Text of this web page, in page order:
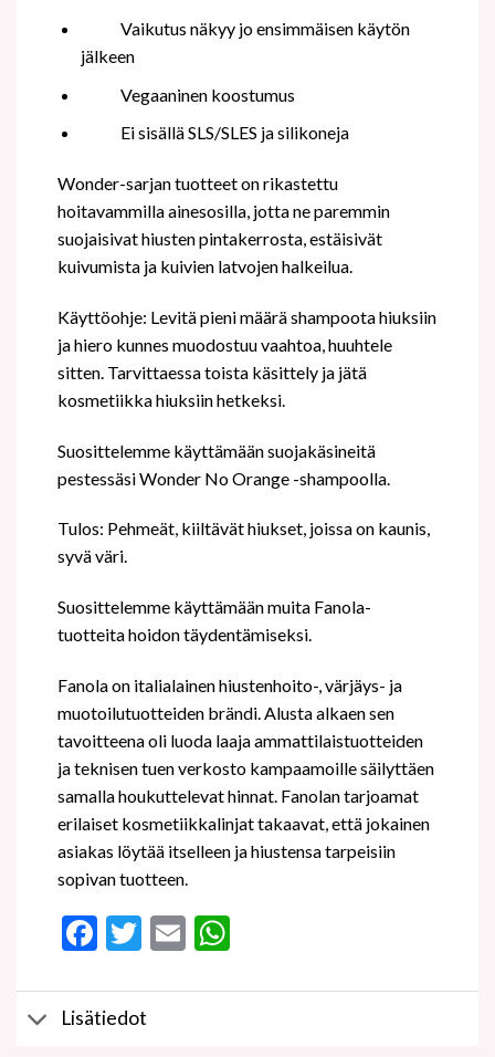
Vaikutus näkyy jo ensimmäisen käytön
jälkeen
Vegaaninen koostumus
Ei sisällä SLS/SLES ja silikoneja
Wonder-sarjan tuotteet on rikastettu
hoitavammilla ainesosilla, jotta ne paremmin
suojaisivat hiusten pintakerrosta, estäisivät
kuivumista ja kuivien latvojen halkeilua.
Käyttöohje: Levitä pieni määrä shampoota hiuksiin
ja hiero kunnes muodostuu vaahtoa, huuhtele
sitten. Tarvittaessa toista käsittely ja jätä
kosmetiikka hiuksiin hetkeksi.
Suosittelemme käyttämään suojakäsineitä
pestessäsi Wonder No Orange -shampoolla.
Tulos: Pehmeät, kiiltävät hiukset, joissa on kaunis,
syvä väri.
Suosittelemme käyttämään muita Fanola-
tuotteita hoidon täydentämiseksi.
Fanola on italialainen hiustenhoito-, värjäys- ja
muotoilutuotteiden brändi. Alusta alkaen sen
tavoitteena oli luoda laaja ammattilaistuotteiden
ja teknisen tuen verkosto kampaamoille säilyttäen
samalla houkuttelevat hinnat. Fanolan tarjoamat
erilaiset kosmetiikkalinjat takaavat, että jokainen
asiakas löytää itselleen ja hiustensa tarpeisiin
sopivan tuotteen.
Facebook
Twitter
EmailWhatsApp
Lisätiedot